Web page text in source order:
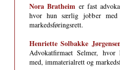
Nora Bratheim er fast
hvor hun særlig jobber med
markedsføringsrett.
Henriette Solbakke
Advokat­firmaet Selmer,
med, immaterial­rett og